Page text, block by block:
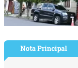
Nota Principal